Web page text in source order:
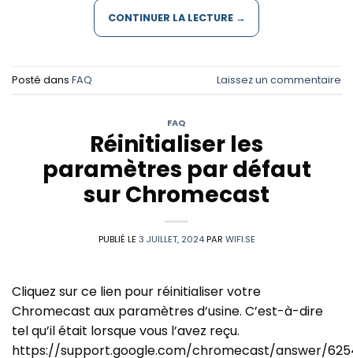
CONTINUER LA LECTURE →
Posté dans FAQ Laissez un commentaire
FAQ
Réinitialiser les
paramètres par défaut
sur Chromecast
PUBLIÉ LE3 JUILLET, 2024 PAR WIFI.SE
Cliquez sur ce lien pour réinitialiser votre
Chromecast aux paramètres d’usine. C’est-à-dire
tel qu’il était lorsque vous l’avez reçu.
https://support.google.com/chromecast/answer/